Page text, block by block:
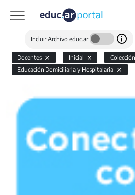
Incluir Archivo educ.ar
Docentes Inicial Colección
Educación Domiciliaria y Hospitalaria